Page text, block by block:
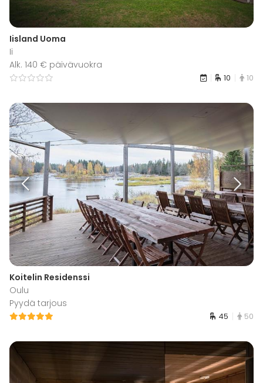
Iisland Uoma
Ii
Alk. 140 € päivävuokra
10 10
Koitelin Residenssi
Oulu
Pyydä tarjous
45 50